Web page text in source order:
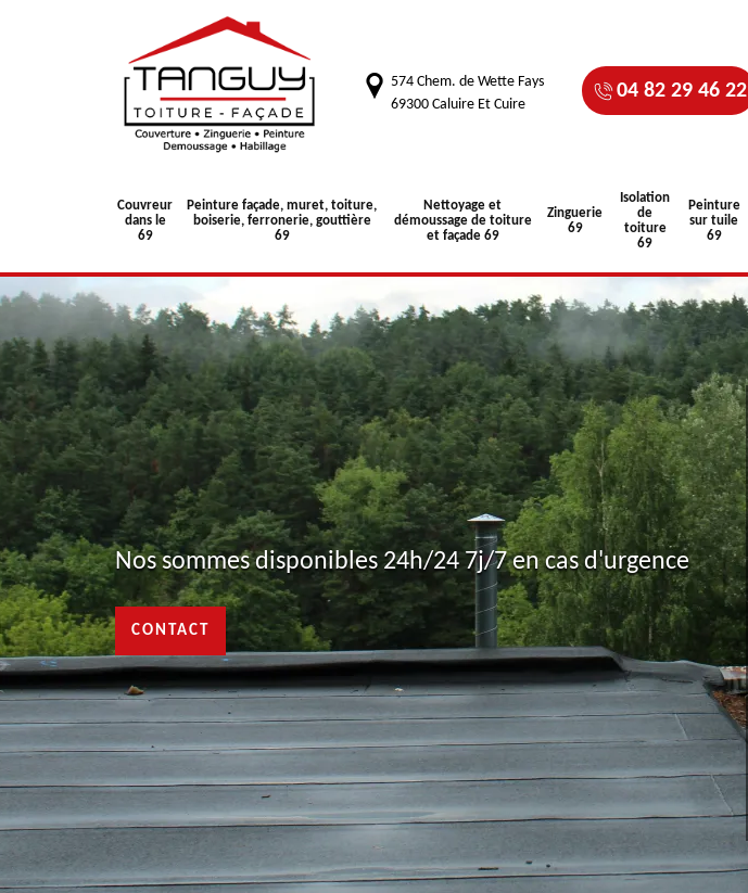
574 Chem. de Wette Fays
69300 Caluire Et Cuire
04 82 29 46 22
Couvreur
dans le
69
Peinture façade, muret, toiture,
boiserie, ferronerie, gouttière
69
Nettoyage et
démoussage de toiture
et façade 69
Zinguerie
69
Isolation
de
toiture
69
Peinture
sur tuile
69
Nos sommes disponibles 24h/24 7j/7 en cas d'urgence
CONTACT